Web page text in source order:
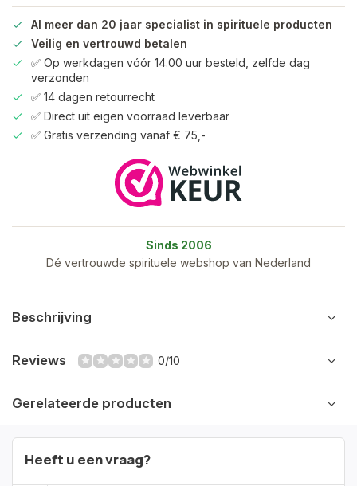
Al meer dan 20 jaar specialist in spirituele producten
Veilig en vertrouwd betalen
✅ Op werkdagen vóór 14.00 uur besteld, zelfde dag
verzonden
✅ 14 dagen retourrecht
✅ Direct uit eigen voorraad leverbaar
✅ Gratis verzending vanaf € 75,-
Sinds 2006
Dé vertrouwde spirituele webshop van Nederland
Beschrijving
Reviews 0/10
Gerelateerde producten
Heeft u een vraag?